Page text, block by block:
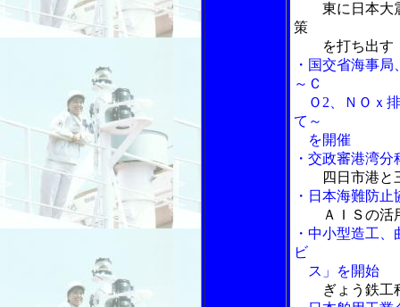
東に日本大
策
を打ち出す
・国交省海事
～Ｃ
Ｏ2、ＮＯｘ
て～
を開催
・交政審港湾
四日市港と
・日本海難防
ＡＩＳの
・中小型造工
ビ
ス」を開始
ぎょう鉄工